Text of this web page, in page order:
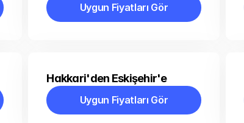
Uygun Fiyatları Gör
Uygun Fiyatları Gör
Hakkari'den Eskişehir'e
Uygun Fiyatları Gör
Uygun Fiyatları Gör